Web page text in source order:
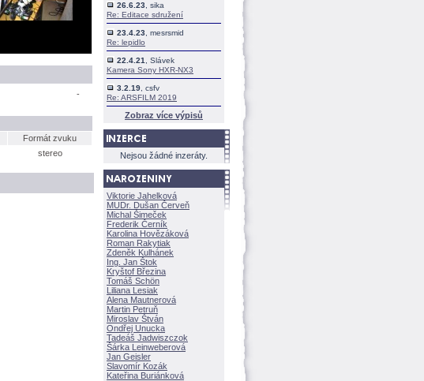
-
Formát zvuku
stereo
26.6.23 , sika
Re: Editace sdružení
23.4.23 , mesrsmid
Re: lepidlo
22.4.21
, Slávek
Kamera Sony HXR-NX3
3.2.19 , csfv
Re: ARSFILM 2019
Zobraz více výpisů
Nejsou žádné inzeráty.
Viktorie Jahelkov
MUDr. Dušan Červeň
Michal Šimeček
Frederik Černík
Karolina Hovězákov
Roman Rakytiak
Zdeněk Kulhánek
Ing. Jan Štok
Kryštof Březina
Tomáš Schön
Liliana Lesiak
Alena Mautnerov
Martin Petruň
Miroslav Štván
Ondřej Unucka
Tadeáš Jadwiszczok
rka Leinweberov
Jan Geisler
Slavomír Kozák
Kateřina Buriánkov